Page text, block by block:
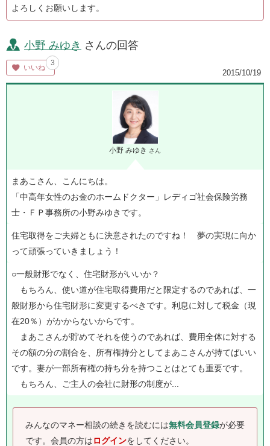
よろしくお願いします。
小野 みゆき さんの回答
いいね
3
2015/10/19
小野 みゆき さん
まあこさん、こんにちは。
「中高年女性のお金のホームドクター」レディゴ社会保険労務
士・ＦＰ事務所の小野みゆきです。
住宅取得をご夫婦ともに決意されたのですね！ 夢の実現に向か
って頑張っていきましょう！
○一般財形でなく、住宅財形がいいか？
もちろん、使い道が住宅取得費用だと限定するのであれば、一
般財形から住宅財形に変更するべきです。利息に対して税金（現
在20％）がかからないからです。
まあこさんが貯めてそれを使うのであれば、費用全体に対する
その額の分の割合を、所有権持分としてまあこさんが持てばいい
です。妻が一部所有権の持ち分を持つことはとても重要です。
もちろん、ご主人の会社に財形の制度が...
みんなのマネー相談の続きを読むには無料会員登録が必要
です。 会員の方はログインをしてください。